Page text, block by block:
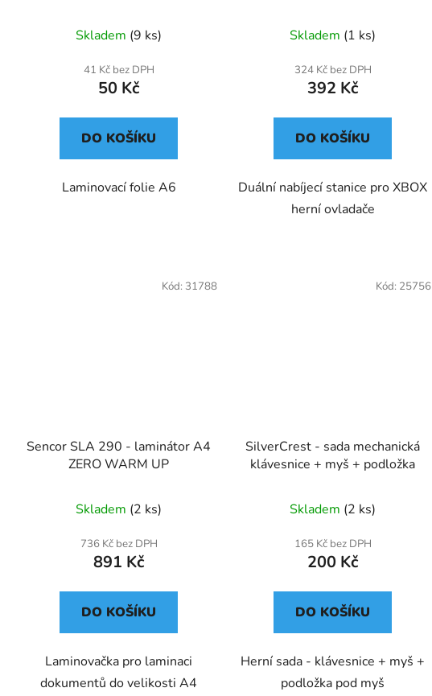
Skladem (9 ks)
41 Kč bez DPH
50 Kč
DO KOŠÍKU
Laminovací folie A6
Skladem (1 ks)
324 Kč bez DPH
392 Kč
DO KOŠÍKU
Duální nabíjecí stanice pro XBOX
herní ovladače
Sencor SLA 290 - laminátor A4
ZERO WARM UP
Skladem (2 ks)
736 Kč bez DPH
891 Kč
DO KOŠÍKU
Laminovačka pro laminaci
dokumentů do velikosti A4
Kód: 31788
SilverCrest - sada mechanická
klávesnice + myš + podložka
Skladem (2 ks)
165 Kč bez DPH
200 Kč
DO KOŠÍKU
Herní sada - klávesnice + myš +
podložka pod myš
Kód: 25756